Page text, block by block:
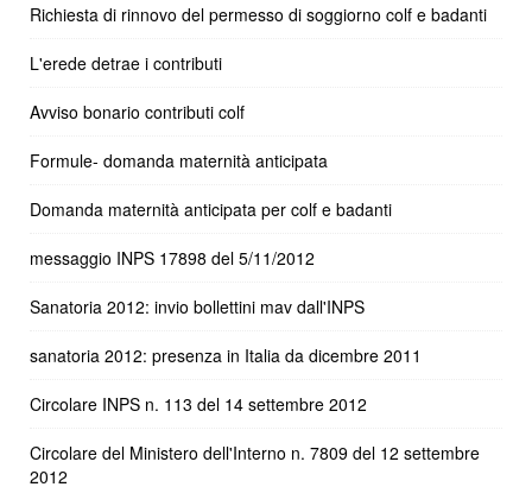
Richiesta di rinnovo del permesso di soggiorno colf e badanti
L'erede detrae i contributi
Avviso bonario contributi colf
Formule- domanda maternità anticipata
Domanda maternità anticipata per colf e badanti
messaggio INPS 17898 del 5/11/2012
Sanatoria 2012: invio bollettini mav dall'INPS
sanatoria 2012: presenza in Italia da dicembre 2011
Circolare INPS n. 113 del 14 settembre 2012
Circolare del Ministero dell'Interno n. 7809 del 12 settembre
2012